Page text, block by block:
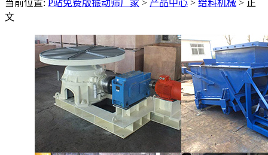
当前位置: P站免费版振动筛厂家 > 产品中心 > 给料机械 > 正
文